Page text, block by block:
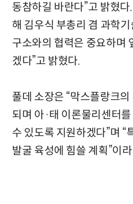
동참하길 바란다”고 밝혔
해 김우식 부총리 겸 과학
구소와의 협력은 중요하며
겠다”고 밝혔다.
풀데 소장은 “막스플랑크
되며 아·태 이론물리센터
수 있도록 지원하겠다”며 “
발굴 육성에 힘쓸 계획”이